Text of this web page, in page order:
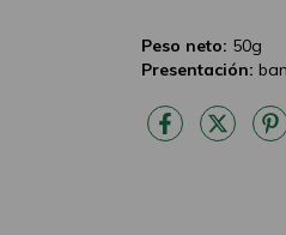
Peso neto: 50g
Presentación: